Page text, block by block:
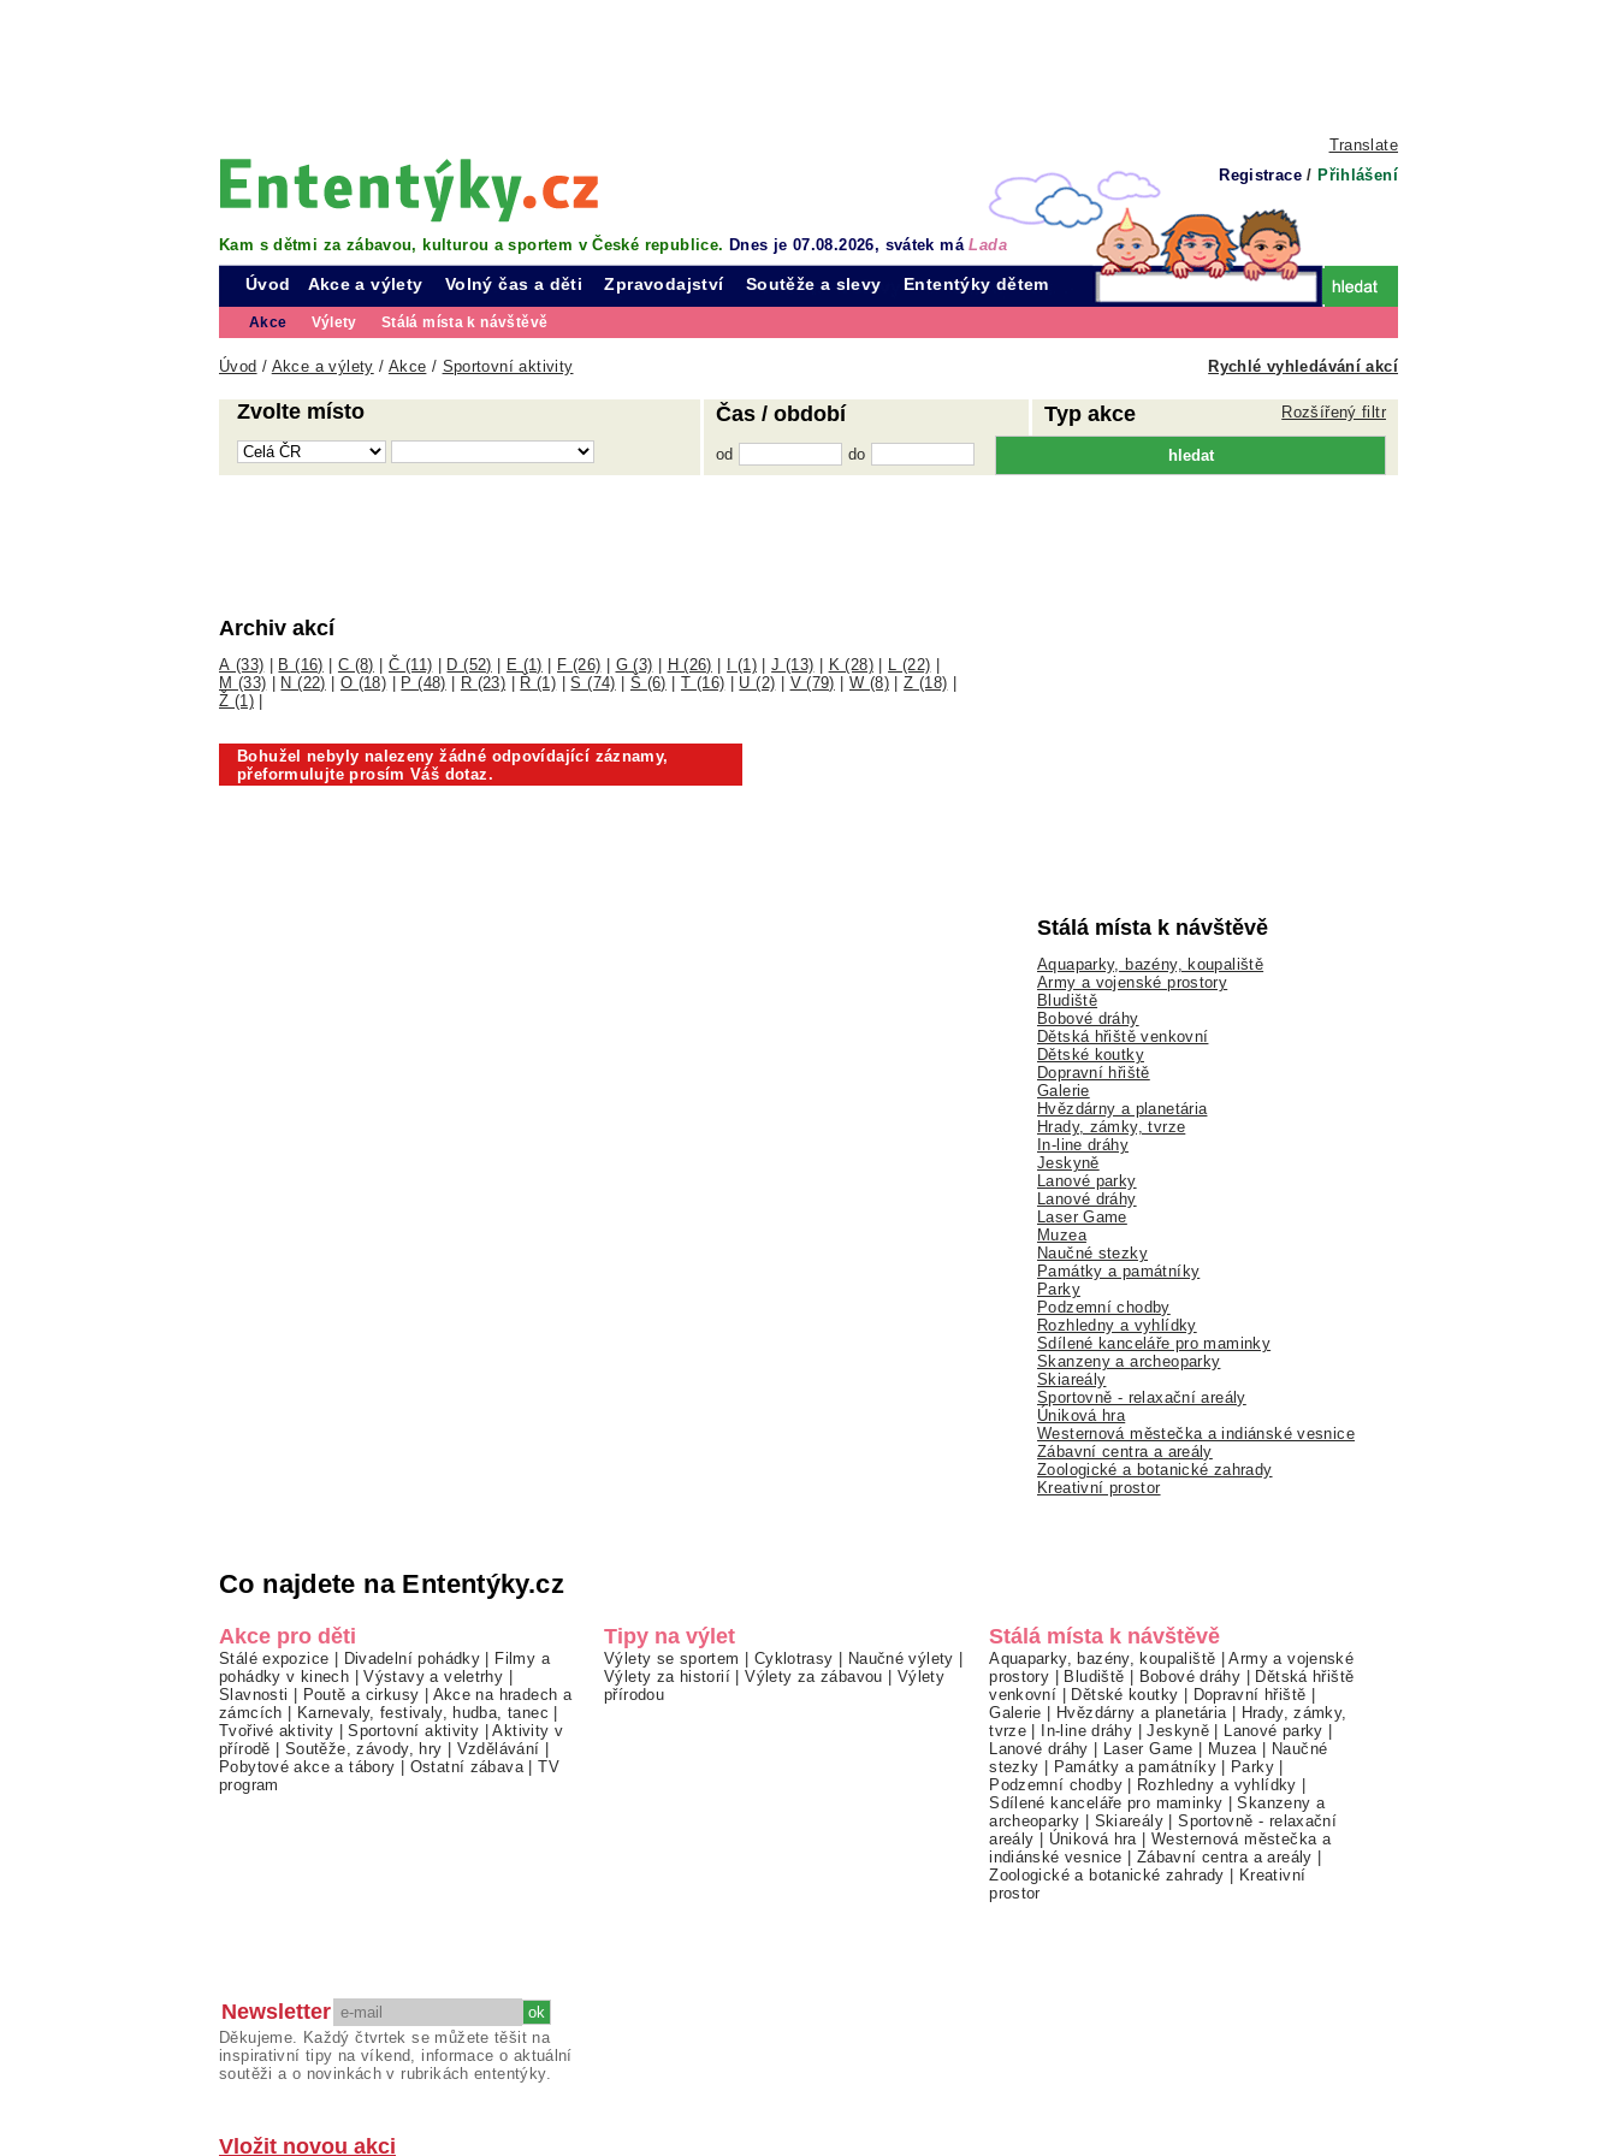
Translate
Registrace / Přihlášení
Kam s dětmi za zábavou, kulturou a sportem v České republice. Dnes je 07.08.2026, svátek máLada
Úvod Akce a výlety
Akce Výlety Stálá místa k návštěvě
Volný čas a děti Zpravodajství Soutěže a slevy Ententýky dětem
Rychlé vyhledávání akcí
Úvod / Akce a výlety / Akce / Sportovní aktivity
Zvolte místo Čas / období
od do
Typ akce Rozšířený filtr
Archiv akcí
A (33) B (16) C (8) |Č (11) D (52) E (1) F (26) G (3) H (26) I (1)|J (13) K (28)| L (22)
M (33)
N (22) O (18) P (48) R (23) Ř (1) |S (74) Š (6) T (16) U (2) V (79) W (8)|Z (18)
Ž (1)|
Bohužel nebyly nalezeny žádné odpovídající záznamy,
přeformulujte prosím Váš dotaz.
Stálá místa k návštěvě
Aquaparky, bazény, koupaliště
Army a vojenské prostory
Bludiště
Bobové dráhy
Dětská hřiště venkovní
Dětské koutky
Dopravní hřiště
Galerie
Hvězdárny a planetária
Hrady, zámky, tvrze
In-line dráhy
Jeskyně
Lanové parky
Lanové dráhy
Laser Game
Muzea
Naučné stezky
Památky a památníky
Parky
Podzemní chodby
Rozhledny a vyhlídky
Sdílené kanceláře pro maminky
Skanzeny a archeoparky
Skiareály
Sportovně - relaxační areály
Úniková hra
Westernová městečka a indiánské vesnice
Zábavní centra a areály
Zoologické a botanické zahrady
Kreativní prostor
Co najdete na Ententýky.cz
Akce pro děti
Stálé expozice Divadelní pohádky
Filmy a
pohádky v kinech |Výstavy a veletrhy
Slavnosti
Poutě a cirkusy
Akce na hradech a
zámcích
Karnevaly, festivaly, hudba, tanec
Tvořivé aktivity |Sportovní aktivity |Aktivity v
přírodě
Soutěže, závody, hry Vzdělávání
Pobytové akce a tábory
Ostatní zábava|TV
program
Tipy na výlet
Výlety se sportem Cyklotrasy Naučné výlety
Výlety za historií |Výlety za zábavou
Výlety
přírodou
Stálá místa k návštěvě
Aquaparky, bazény, koupaliště |Army a vojenské
prostory
Bludiště Bobové dráhy
Dětská hřiště
venkovní
Dětské koutky Dopravní hřiště
Galerie
Hvězdárny a planetária|
Hrady, zámky,
tvrze
In-line dráhy |Jeskyně Lanové parky
Lanové dráhy
Laser Game Muzea|
Naučné
stezky
Památky a památníky| Parky
Podzemní chodby| Rozhledny a vyhlídky
Sdílené kanceláře pro maminky |Skanzeny a
archeoparky
Skiareály |Sportovně - relaxační
areály
Úniková hra|Westernová městečka a
indiánské vesnice
Zábavní centra a areály
Zoologické a botanické zahrady
Kreativní
prostor
Newsletter
Děkujeme. Každý čtvrtek se můžete těšit na
inspirativní tipy na víkend, informace o aktuální
soutěži a o novinkách v rubrikách ententýky.
Vložit novou akci